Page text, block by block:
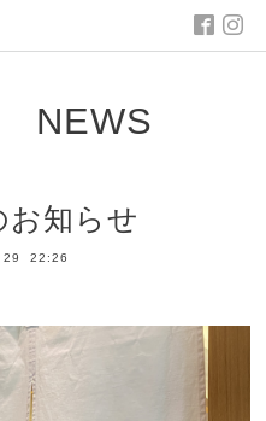
NEWS
お知らせ
29 22:26